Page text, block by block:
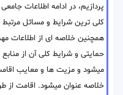
پردازیم، در ادامه اطلاعات
کلی ترین شرایط و مسائل
همچنین خلاصه ای از
حمایتی و شرایط کلی آن از
میشود و مزیت ها و معایب
خلاصه عنوان میشود. اقامت